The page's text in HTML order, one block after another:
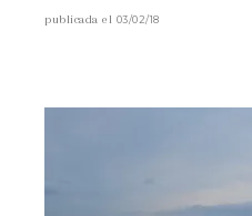
publicada el 03/02/18